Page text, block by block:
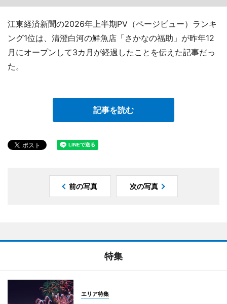
江東経済新聞の2026年上半期PV（ページビュー）ランキ
ング1位は、清澄白河の鮮魚店「さかなの福助」が昨年12
月にオープンして3カ月が経過したことを伝えた記事だっ
た。
記事を読む
前の写真 次の写真
特集
エリア特集